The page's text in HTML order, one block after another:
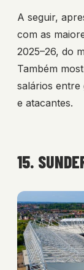
A seguir,
com as
2025–26, do
Também
salários entre
e atacantes.
15.